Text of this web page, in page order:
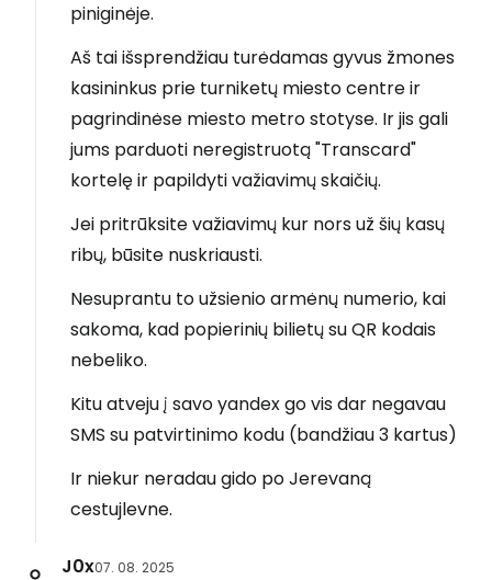
piniginėje.
Aš tai išsprendžiau turėdamas gyvus žmones
kasininkus prie turniketų miesto centre ir
pagrindinėse miesto metro stotyse. Ir jis gali
jums parduoti neregistruotą "Transcard"
kortelę ir papildyti važiavimų skaičių.
Jei pritrūksite važiavimų kur nors už šių kasų
ribų, būsite nuskriausti.
Nesuprantu to užsienio armėnų numerio, kai
sakoma, kad popierinių bilietų su QR kodais
nebeliko.
Kitu atveju į savo yandex go vis dar negavau
SMS su patvirtinimo kodu (bandžiau 3 kartus)
Ir niekur neradau gido po Jerevaną
cestujlevne.
J0x07. 08. 2025